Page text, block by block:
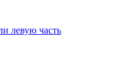
левую часть